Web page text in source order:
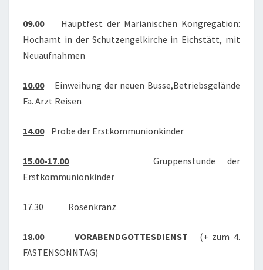
09.00Hauptfest der Marianischen Kongregation:
Hochamt in der Schutzengelkirche in Eichstätt, mit
Neuaufnahmen
10.00
Einweihung der neuen Busse,Betriebsgelände
Fa. Arzt Reisen
14.00 Probe der Erstkommunionkinder
15.00-17.00
Gruppenstunde der
Erstkommunionkinder
17.30 Rosenkranz
18.00 VORABENDGOTTESDIENST (+ zum 4.
FASTENSONNTAG)